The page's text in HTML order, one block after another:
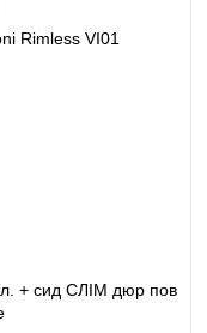
Rimless VI01
+ сид СЛІМ дюр пов